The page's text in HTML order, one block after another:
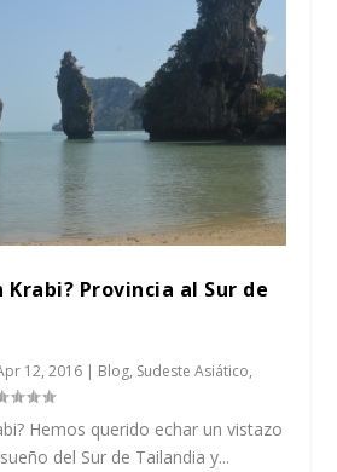
Krabi? Provincia al Sur de
12, 2016 | Blog, Sudeste Asiático,
Hemos querido echar un vistazo
del Sur de Tailandia y...